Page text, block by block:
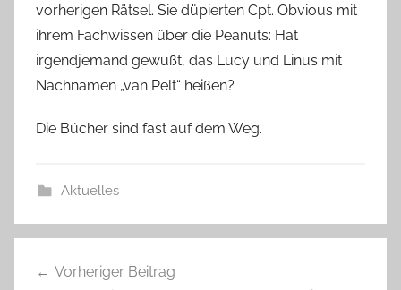
vorherigen Rätsel. Sie düpierten Cpt. Obvious mit
ihrem Fachwissen über die Peanuts: Hat
irgendjemand gewußt, das Lucy und Linus mit
Nachnamen „van Pelt“ heißen?
Die Bücher sind fast auf dem Weg.
Aktuelles
Vorheriger Beitrag